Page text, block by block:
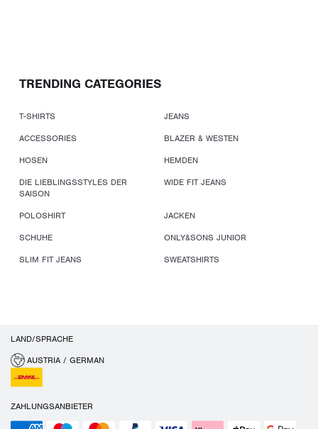
TRENDING CATEGORIES
T-SHIRTS
JEANS
ACCESSORIES
BLAZER & WESTEN
HOSEN
HEMDEN
DIE LIEBLINGSSTYLES DER
SAISON
WIDE FIT JEANS
POLOSHIRT
JACKEN
SCHUHE
ONLY&SONS JUNIOR
SLIM FIT JEANS
SWEATSHIRTS
LAND/SPRACHE
AUSTRIA / GERMAN
ZAHLUNGSANBIETER